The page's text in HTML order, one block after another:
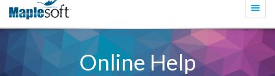
Online Help